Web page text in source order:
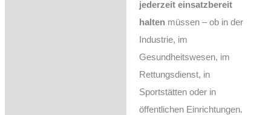
jederzeit einsatzbereit
haltenmüssen – ob in der
Industrie, im
Gesundheitswesen, im
Rettungsdienst, in
Sportstätten oder in
öffentlichen Einrichtungen.